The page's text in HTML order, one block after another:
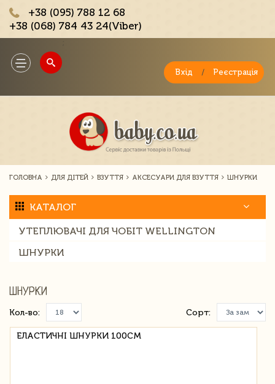
+38 (095) 788 12 68
+38 (068) 784 43 24(Viber)
Toggle
navigation
Вхід / Реєстрація
ГОЛОВНА ДЛЯ ДІТЕЙ ВЗУТТЯ АКСЕСУАРИ ДЛЯ ВЗУТТЯ ШНУРКИ
КАТАЛОГ
УТЕПЛЮВАЧІ ДЛЯ ЧОБІТ WELLINGTON
ШНУРКИ
ШНУРКИ
Кол-во: Сорт:
ЕЛАСТИЧНІ ШНУРКИ 100СМ